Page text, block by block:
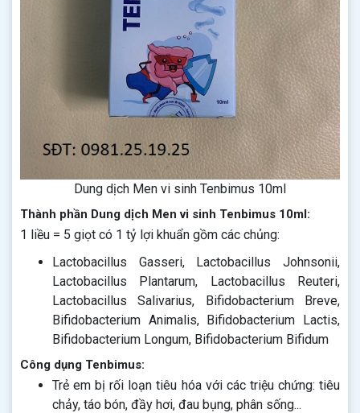
Dung dịch Men vi sinh Tenbimus 10ml
Thành phần Dung dịch Men vi sinh Tenbimus 10ml:
1 liều = 5 giọt có 1 tỷ lợi khuẩn gồm các chủng:
Lactobacillus Gasseri, Lactobacillus Johnsonii,
Lactobacillus Plantarum, Lactobacillus Reuteri,
Lactobacillus Salivarius, Bifidobacterium Breve,
Bifidobacterium Animalis, Bifidobacterium Lactis,
Bifidobacterium Longum, Bifidobacterium Bifidum
Công dụng Tenbimus:
Trẻ em bị rối loạn tiêu hóa với các triệu chứng: tiêu
chảy, táo bón, đầy hơi, đau bụng, phân sống...